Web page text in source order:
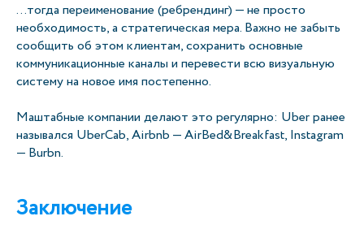
…тогда переименование (ребрендинг) — не просто
необходимость, а стратегическая мера. Важно не забыть
сообщить об этом клиентам, сохранить основные
коммуникационные каналы и перевести всю визуальную
систему на новое имя постепенно.
Маштабные компании делают это регулярно: Uber ранее
назывался UberCab, Airbnb — AirBed&Breakfast, Instagram
— Burbn.
Заключение